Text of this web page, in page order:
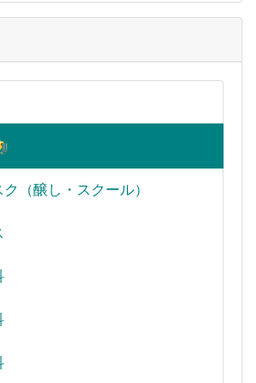
（醸し・スクール）